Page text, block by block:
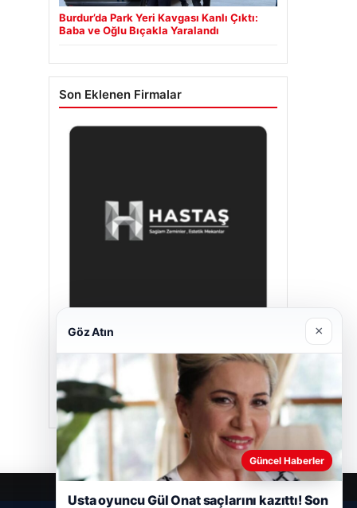
Burdur’da Park Yeri Kavgası Kanlı Çıktı:
Baba ve Oğlu Bıçakla Yaralandı
Son Eklenen Firmalar
Hastaş Beton
Göz Atın ×
Güncel Haberler
Usta oyuncu Gül Onat saçlarını kazıttı! Son